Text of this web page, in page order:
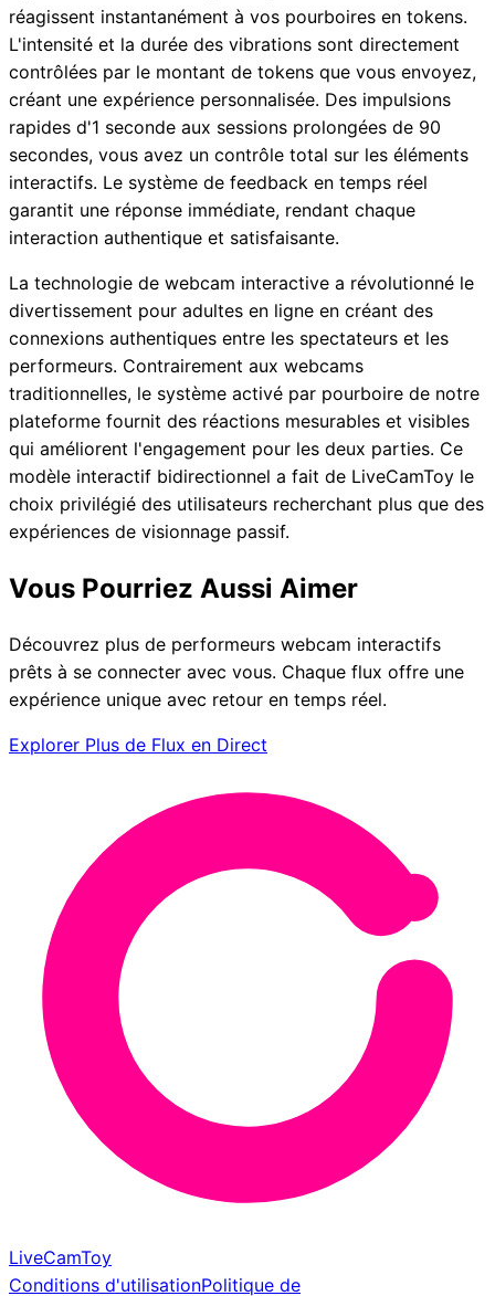
réagissent instantanément à vos pourboires en tokens.
L'intensité et la durée des vibrations sont directement
contrôlées par le montant de tokens que vous envoyez,
créant une expérience personnalisée. Des impulsions
rapides d'1 seconde aux sessions prolongées de 90
secondes, vous avez un contrôle total sur les éléments
interactifs. Le système de feedback en temps réel
garantit une réponse immédiate, rendant chaque
interaction authentique et satisfaisante.
La technologie de webcam interactive a révolutionné le
divertissement pour adultes en ligne en créant des
connexions authentiques entre les spectateurs et les
performeurs. Contrairement aux webcams
traditionnelles, le système activé par pourboire de notre
plateforme fournit des réactions mesurables et visibles
qui améliorent l'engagement pour les deux parties. Ce
modèle interactif bidirectionnel a fait de LiveCamToy le
choix privilégié des utilisateurs recherchant plus que des
expériences de visionnage passif.
Vous Pourriez Aussi Aimer
Découvrez plus de performeurs webcam interactifs
prêts à se connecter avec vous. Chaque flux offre une
expérience unique avec retour en temps réel.
Explorer Plus de Flux en Direct
LiveCamToy
Conditions d'utilisationPolitique de